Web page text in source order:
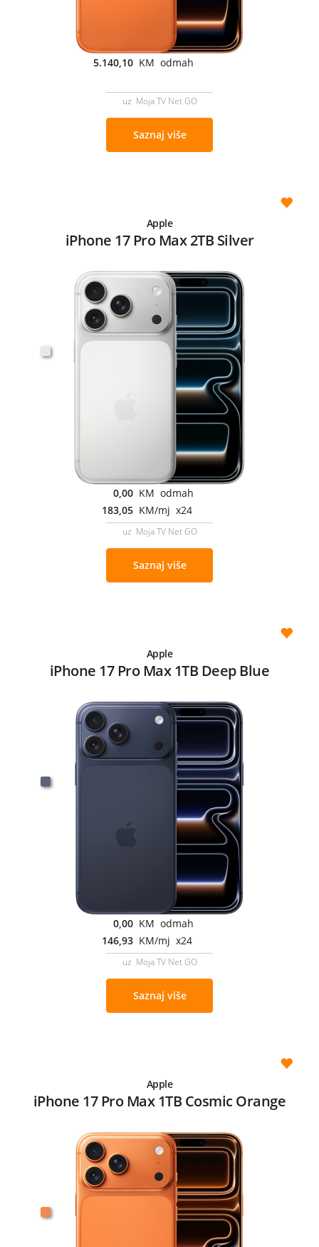
5.140,10 KM odmah
uz Moja TV Net GO
Saznaj više
Apple
iPhone 17 Pro Max 2TB Silver
0,00 KM odmah
183,05 KM/mj x24
uz Moja TV Net GO
Saznaj više
Apple
iPhone 17 Pro Max 1TB Deep Blue
0,00 KM odmah
146,93 KM/mj x24
uz Moja TV Net GO
Saznaj više
Apple
iPhone 17 Pro Max 1TB Cosmic Orange